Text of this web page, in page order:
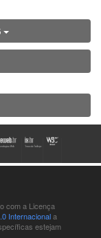
com a Licença
Internacionala
estejam